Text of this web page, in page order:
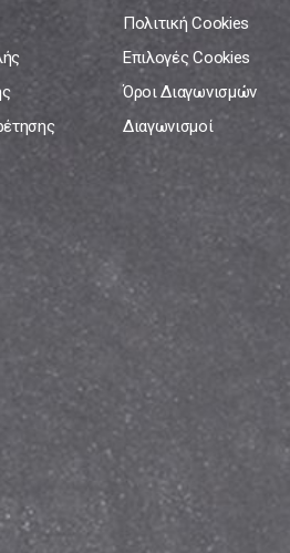
Πολιτική Cookies
Επιλογές Cookies
Όροι Διαγωνισμών
Διαγωνισμοί